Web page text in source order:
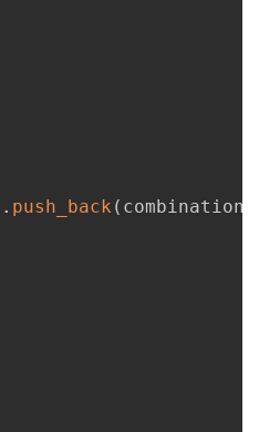
. push_back ( combination